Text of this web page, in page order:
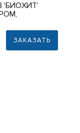
'БИОХИТ'
ЗАКАЗАТЬ